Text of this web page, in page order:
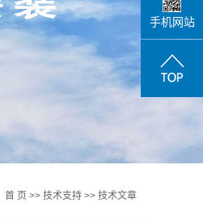
首 页 >> 技术支持 >> 技术文章
手机网站